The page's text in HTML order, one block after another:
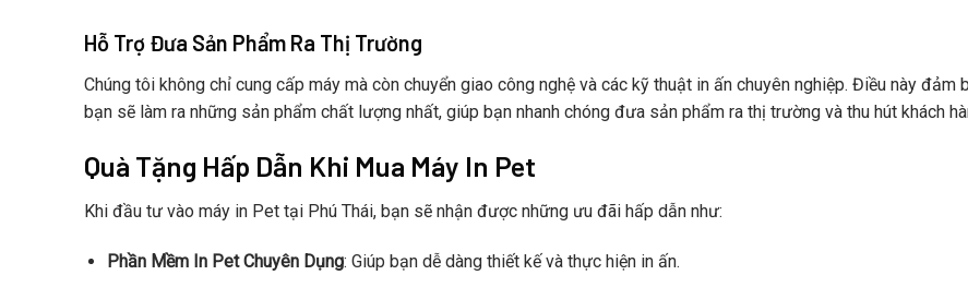
Hỗ Trợ Đưa Sản Phẩm Ra Thị Trường
Chúng tôi không chỉ cung cấp máy mà còn chuyển giao công nghệ và các kỹ thuật in ấn chuyên nghiệp. Điều này đảm
bạn sẽ làm ra những sản phẩm chất lượng nhất, giúp bạn nhanh chóng đưa sản phẩm ra thị trường và thu hút khách
Quà Tặng Hấp Dẫn Khi Mua Máy In Pet
Khi đầu tư vào máy in Pet tại Phú Thái, bạn sẽ nhận được những ưu đãi hấp dẫn như:
Phần Mềm In Pet Chuyên Dụng: Giúp bạn dễ dàng thiết kế và thực hiện in ấn.